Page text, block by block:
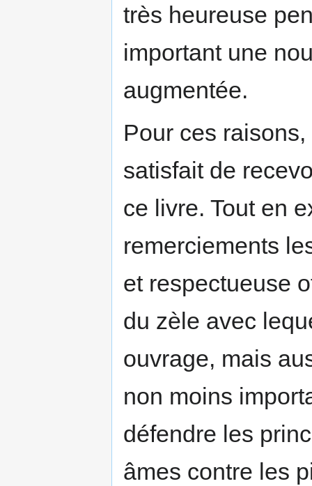
très heureuse
important une
augmentée.
Pour ces
satisfait de
ce livre. Tout en
remerciements
et respectueuse
du zèle avec
ouvrage, mais
non moins
défendre les
âmes contre les